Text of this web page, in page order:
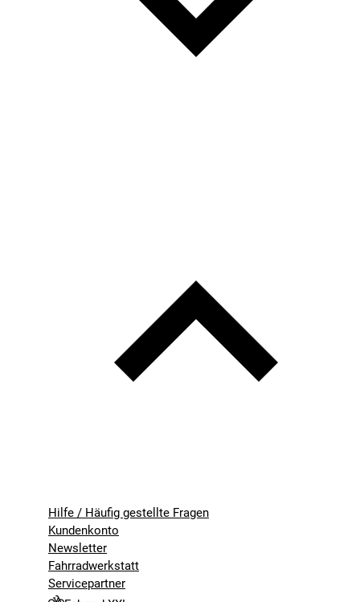
Hilfe / Häufig gestellte Fragen
Kundenkonto
Newsletter
Fahrradwerkstatt
Servicepartner